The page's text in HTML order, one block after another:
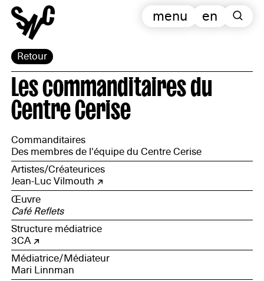
Retour
en
menu
Les commanditaires du
Centre Cerise
Commanditaires
Des membres de l'équipe du Centre Cerise
Artistes/Créateurices
Jean-Luc Vilmouth
Œuvre
Café Reflets
Structure médiatrice
3CA
Médiatrice/Médiateur
Mari Linnman